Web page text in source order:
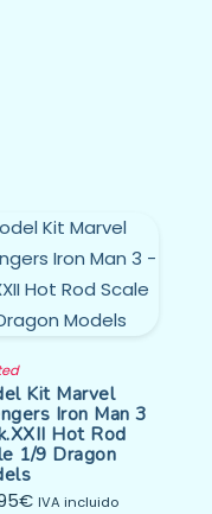
Kit Marvel
Iron Man 3
Hot Rod
1/9 Dragon
€ IVA incluido